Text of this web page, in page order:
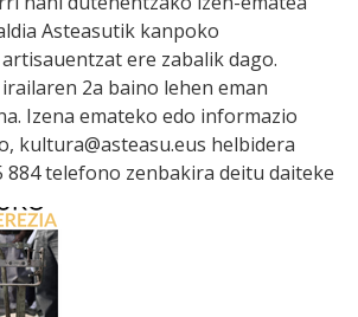
Asteasutik kanpoko
ere zabalik dago.
2a baino lehen eman
Izena emateko edo informazio
kultura@asteasu.eus helbidera
884 telefono zenbakira deitu daiteke